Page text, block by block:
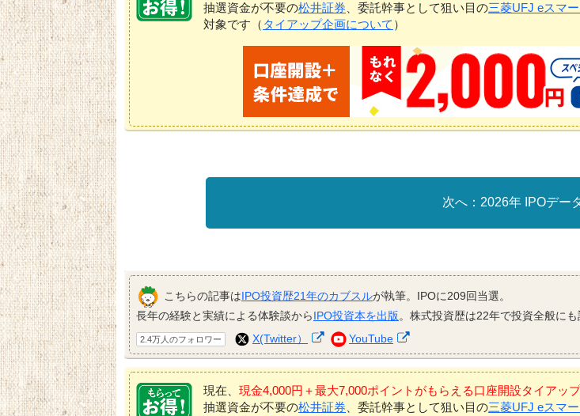
抽選資金が不要の松井証券 、委託幹事として狙い目の三菱UFJ eスマ
対象です（ タイアップ企画について ）
2026年 IPOデー
こちらの記事はIPO投資歴21年のカブスルが執筆。IPOに209回当選。
長年の経験と実績による体験談からIPO投資本を出版。株式投資歴は22年で投資全般にも
2.4万人のフォロワー X(Twitter） YouTube
現在、 現金4,000円＋最大7,000ポイントがもらえる口座開設タイアッ
抽選資金が不要の松井証券 、委託幹事として狙い目の三菱UFJ eスマ